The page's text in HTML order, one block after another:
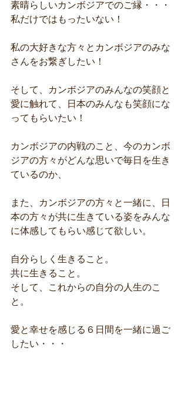
素晴らしいカンボジアでのご縁・・・
私だけではもったいない！
私の大好きな方々とカンボジアのみな
さんをお繋ぎしたい！
そして、カンボジアのみんなの笑顔と
愛に触れて、日本のみんなも笑顔にな
ってもらいたい！
カンボジアの内戦のこと、今のカンボ
ジアの方々がどんな思いで毎日を生き
ているのか、
また、カンボジアの方々と一緒に、日
本の方々が共に生きている姿をみんな
に体感してもらい感じて欲しい。
自分らしく生きること。
共に生きること。
そして、これからの自分の人生のこ
と。
愛と幸せを感じる６日間を一緒に過ご
したい・・・